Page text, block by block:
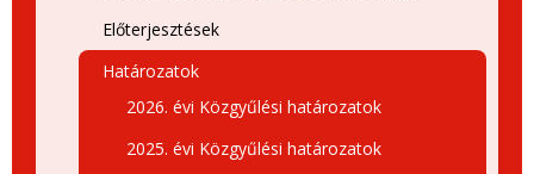
Előterjesztések
Határozatok
2026. évi Közgyűlési határozatok
2025. évi Közgyűlési határozatok